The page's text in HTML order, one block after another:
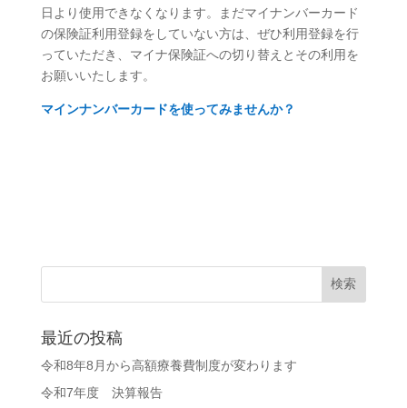
日より使用できなくなります。まだマイナンバーカード
の保険証利用登録をしていない方は、ぜひ利用登録を行
っていただき、マイナ保険証への切り替えとその利用を
お願いいたします。
マインナンバーカードを使ってみませんか？
最近の投稿
令和8年8月から高額療養費制度が変わります
令和7年度 決算報告